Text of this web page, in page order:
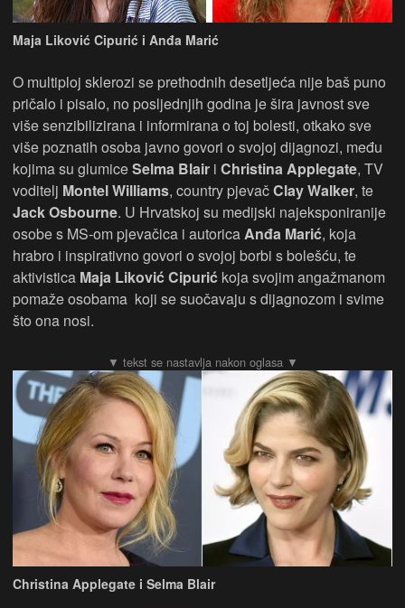
Maja Liković Cipurić i Anđa Marić
O multiploj sklerozi se prethodnih desetljeća nije baš puno
pričalo i pisalo, no posljednjih godina je šira javnost sve
više senzibilizirana i informirana o toj bolesti, otkako sve
više poznatih osoba javno govori o svojoj dijagnozi, među
kojima su glumiceSelma Blair i Christina Applegate, TV
voditelj Montel Williams, country pjevačClay Walker, te
Jack Osbourne. U Hrvatskoj su medijski najeksponiranije
osobe s MS-om pjevačica i autoricaAnđa Marić, koja
hrabro i inspirativno govori o svojoj borbi s bolešću, te
aktivistica Maja Liković Cipurić koja svojim angažmanom
pomaže osobama koji se suočavaju s dijagnozom i svime
što ona nosi.
Christina Applegate i Selma Blair